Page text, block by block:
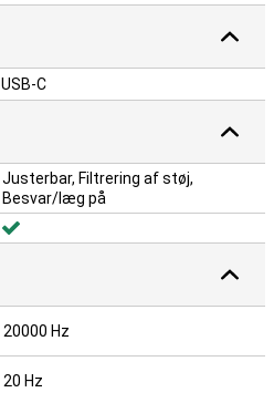
USB-C
Justerbar, Filtrering af støj,
Besvar/læg på
20000 Hz
20 Hz